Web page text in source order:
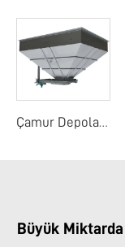
Çamur Depolama Yuvası
Büyük